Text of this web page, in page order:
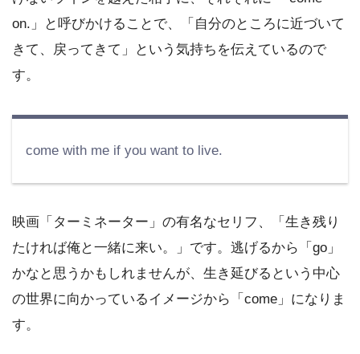
on.」と呼びかけることで、「自分のところに近づいて
きて、戻ってきて」という気持ちを伝えているので
す。
come with me if you want to live.
映画「ターミネーター」の有名なセリフ、「生き残り
たければ俺と一緒に来い。」です。逃げるから「go」
かなと思うかもしれませんが、生き延びるという中心
の世界に向かっているイメージから「come」になりま
す。